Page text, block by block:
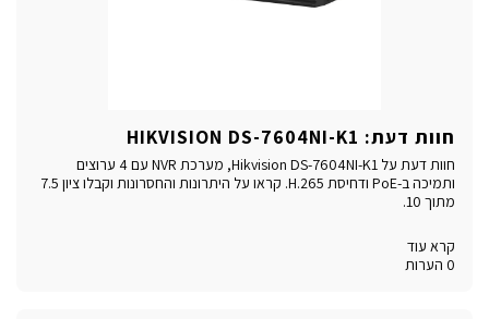
חוות דעת: HIKVISION DS-7604NI-K1
חוות דעת על Hikvision DS-7604NI-K1, מערכת NVR עם 4 ערוצים
ותמיכה ב-PoE ודחיסת H.265. קראו על היתרונות והחסרונות וקבלו ציון 7.5
מתוך 10.
קרא עוד
0 הערות